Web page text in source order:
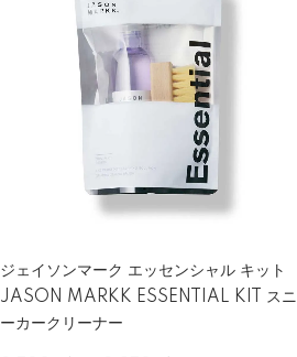
ジェイソンマーク エッセンシャル キット
JASON MARKK ESSENTIAL KIT スニ
ーカークリーナー